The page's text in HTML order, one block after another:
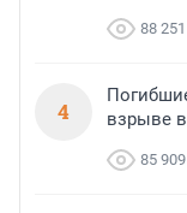
88 251
4
взрыве
85 909